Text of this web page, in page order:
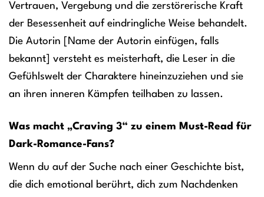
Vertrauen, Vergebung und die zerstörerische Kraft
der Besessenheit auf eindringliche Weise behandelt.
Die Autorin [Name der Autorin einfügen, falls
bekannt] versteht es meisterhaft, die Leser in die
Gefühlswelt der Charaktere hineinzuziehen und sie
an ihren inneren Kämpfen teilhaben zu lassen.
Was macht „Craving 3“ zu einem Must-Read für
Dark-Romance-Fans?
Wenn du auf der Suche nach einer Geschichte bist,
die dich emotional berührt, dich zum Nachdenken